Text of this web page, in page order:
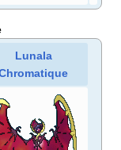
Lunala